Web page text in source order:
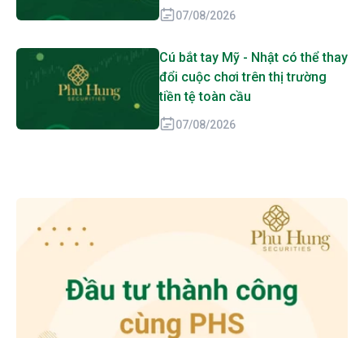
07/08/2026
Cú bắt tay Mỹ - Nhật có thể thay
đổi cuộc chơi trên thị trường
tiền tệ toàn cầu
07/08/2026